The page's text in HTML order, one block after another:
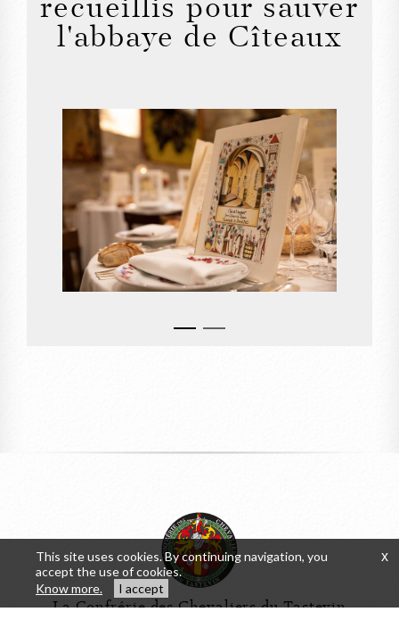
recueillis pour sauver
l'abbaye de Cîteaux
La Confrérie des Chevaliers du Tastevin
This site uses cookies. By continuing navigation, you
accept the use of cookies.
Know more.
I accept
x